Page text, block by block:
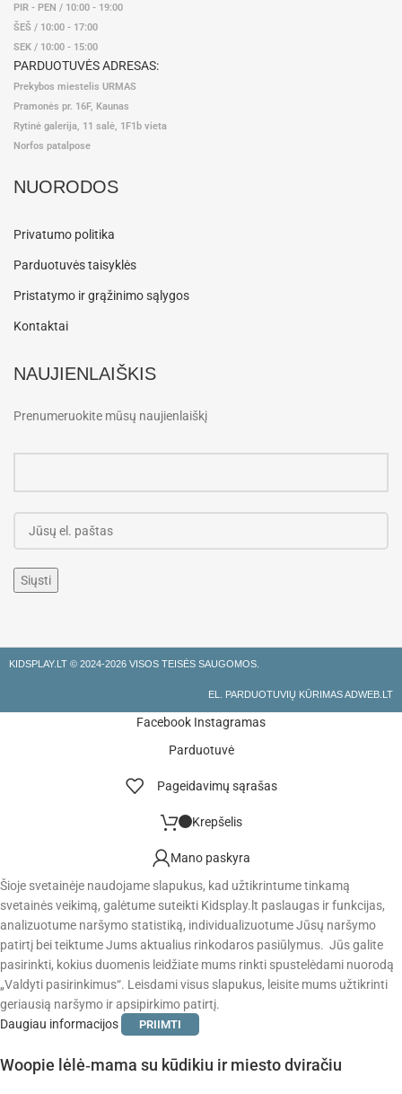
PIR - PEN / 10:00 - 19:00
ŠEŠ / 10:00 - 17:00
SEK / 10:00 - 15:00
PARDUOTUVĖS ADRESAS:
Prekybos miestelis URMAS
Pramonės pr. 16F, Kaunas
Rytinė galerija, 11 salė, 1F1b vieta
Norfos patalpose
NUORODOS
Privatumo politika
Parduotuvės taisyklės
Pristatymo ir grąžinimo sąlygos
Kontaktai
NAUJIENLAIŠKIS
Prenumeruokite mūsų naujienlaiškį
KIDSPLAY.LT © 2024-2026 VISOS TEISĖS SAUGOMOS.
EL. PARDUOTUVIŲ KŪRIMAS ADWEB.LT
Facebook Instagramas
Parduotuvė
Pageidavimų sąrašas
Krepšelis
Mano paskyra
Šioje svetainėje naudojame slapukus, kad užtikrintume tinkamą
svetainės veikimą, galėtume suteikti Kidsplay.lt paslaugas ir funkcijas,
analizuotume naršymo statistiką, individualizuotume Jūsų naršymo
patirtį bei teiktume Jums aktualius rinkodaros pasiūlymus. Jūs galite
pasirinkti, kokius duomenis leidžiate mums rinkti spustelėdami nuorodą
„Valdyti pasirinkimus“. Leisdami visus slapukus, leisite mums užtikrinti
geriausią naršymo ir apsipirkimo patirtį.
Daugiau informacijos
PRIIMTI
Woopie lėlė‑mama su kūdikiu ir miesto dviračiu